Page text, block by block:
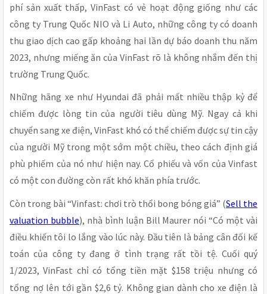
phí sản xuất thấp, VinFast có vẻ hoạt động giống như các
công ty Trung Quốc NIO và Li Auto, những công ty có doanh
thu giao dịch cao gấp khoảng hai lần dự báo doanh thu năm
2023, nhưng miếng ăn của VinFast rõ là không nhắm đến thị
trường Trung Quốc.
Những hãng xe như Hyundai đã phải mất nhiều thập kỷ để
chiếm được lòng tin của người tiêu dùng Mỹ. Ngay cả khi
chuyển sang xe điện, VinFast khó có thể chiếm được sự tin cậy
của người Mỹ trong một sớm một chiều, theo cách định giá
phù phiếm của nó như hiện nay. Cổ phiếu và vốn của Vinfast
có một con đường còn rất khó khăn phía trước.
Còn trong bài “Vinfast: chơi trò thổi bong bóng giá” (Sell the
valuation bubble), nhà bình luận Bill Maurer nói “Có một vài
điều khiến tôi lo lắng vào lúc này. Đầu tiên là bảng cân đối kế
toán của công ty đang ở tình trạng rất tồi tệ. Cuối quý
1/2023, VinFast chỉ có tổng tiền mặt $158 triệu nhưng có
tổng nợ lên tới gần $2,6 tỷ. Không gian dành cho xe điện là